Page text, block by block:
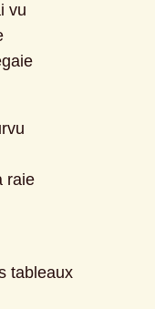
vu
raie
tableaux